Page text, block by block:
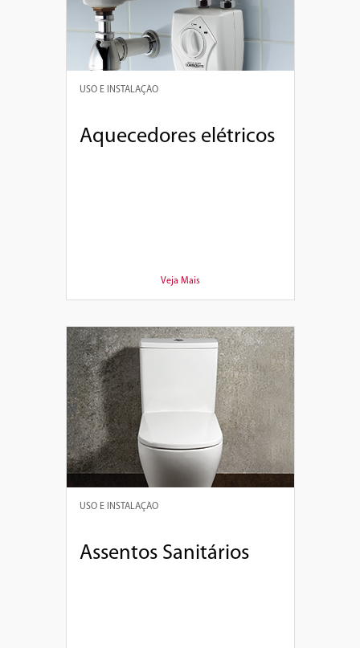
USO E INSTALAÇÃO
Aquecedores elétricos
Veja Mais
USO E INSTALAÇÃO
Assentos Sanitários